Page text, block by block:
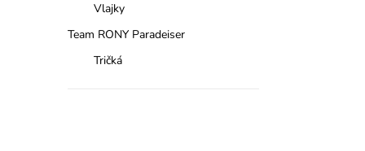
Vlajky
Team RONY Paradeiser
Tričká